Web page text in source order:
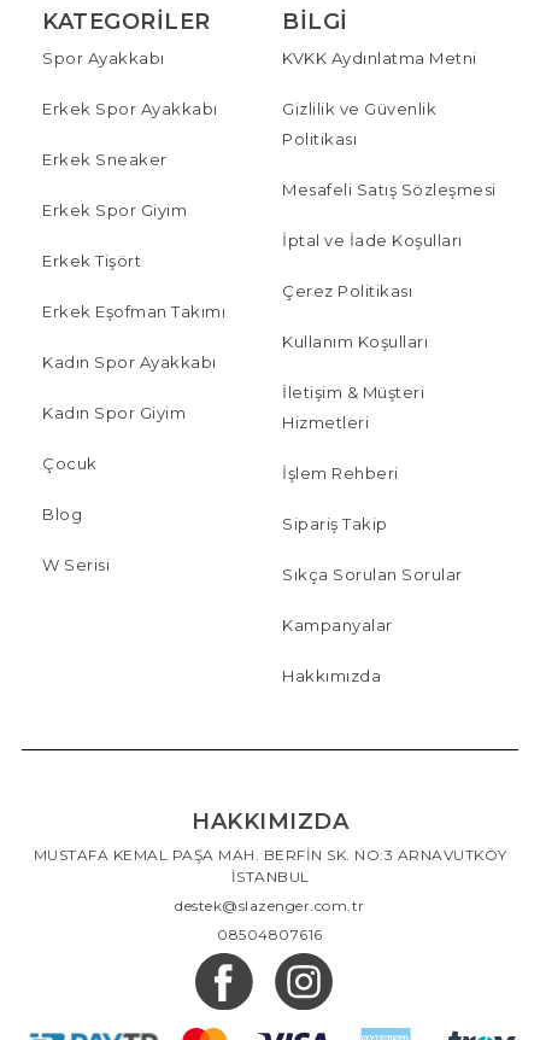
KATEGORILER
Spor Ayakkabı
Erkek Spor Ayakkabı
Erkek Sneaker
Erkek Spor Giyim
Erkek Tişört
Erkek Eşofman Takımı
Kadın Spor Ayakkabı
Kadın Spor Giyim
Çocuk
Blog
W Serisi
BILGI
KVKK Aydınlatma Metni
Gizlilik ve Güvenlik
Politikası
Mesafeli Satış Sözleşmesi
İptal ve İade Koşulları
Çerez Politikası
Kullanım Koşulları
İletişim & Müşteri
Hizmetleri
İşlem Rehberi
Sipariş Takip
Sıkça Sorulan Sorular
Kampanyalar
Hakkımızda
HAKKIMIZDA
MUSTAFA KEMAL PAŞA MAH. BERFİN SK. NO:3 ARNAVUTKÖY
İSTANBUL
destek@slazenger.com.tr
08504807616